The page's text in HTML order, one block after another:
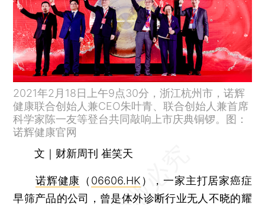
2021年2月18日上午9点30分，浙江杭州市，诺辉
健康联合创始人兼CEO朱叶青、联合创始人兼首席
科学家陈一友等登台共同敲响上市庆典铜锣。图：
诺辉健康官网
文｜财新周刊 崔笑天
诺辉健康 （ 06606.HK ），一家主打居家癌症
早筛产品的公司，曾是体外诊断行业无人不晓的耀